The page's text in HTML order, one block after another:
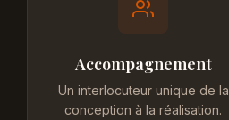
Accompagnement
Un interlocuteur unique de la
conception à la réalisation.